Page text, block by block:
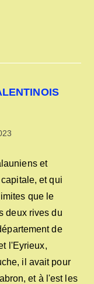
et
et qui
que le
deux rives du
de
l'Eyrieux,
il avait pour
et à l'est les